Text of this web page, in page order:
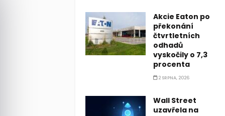
Akcie Eaton po
překonání
čtvrtletních
odhadů
vyskočily o 7,3
procenta
2 SRPNA, 2026
Wall Street
uzavřela na